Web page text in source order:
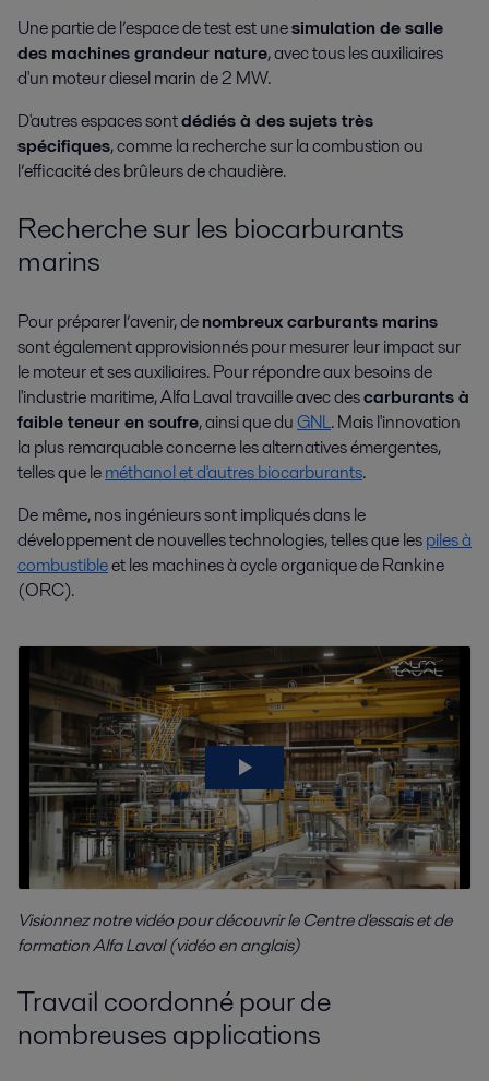
Une partie de l’espace de test est unesimulation de salle
des machines grandeur nature, avec tous les auxiliaires
d'un moteur diesel marin de 2 MW.
D'autres espaces sontdédiés à des sujets très
spécifiques, comme la recherche sur la combustion ou
l’efficacité des brûleurs de chaudière.
Recherche sur les biocarburants
marins
Pour préparer l’avenir, denombreux carburants marins
sont également approvisionnés pour mesurer leur impact sur
le moteur et ses auxiliaires. Pour répondre aux besoins de
l'industrie maritime, Alfa Laval travaille avec descarburants à
faible teneur en soufre, ainsi que du GNL. Mais l'innovation
la plus remarquable concerne les alternatives émergentes,
telles que leméthanol et d'autres biocarburants.
De même, nos ingénieurs sont impliqués dans le
développement de nouvelles technologies, telles que lespiles à
combustibleet les machines à cycle organique de Rankine
(ORC).
Visionnez notre vidéo pour découvrir le Centre d'essais et de
formation Alfa Laval (vidéo en anglais)
Travail coordonné pour de
nombreuses applications